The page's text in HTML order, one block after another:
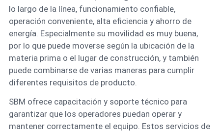
lo largo de la línea, funcionamiento confiable,
operación conveniente, alta eficiencia y ahorro de
energía. Especialmente su movilidad es muy buena,
por lo que puede moverse según la ubicación de la
materia prima o el lugar de construcción, y también
puede combinarse de varias maneras para cumplir
diferentes requisitos de producto.
SBM ofrece capacitación y soporte técnico para
garantizar que los operadores puedan operar y
mantener correctamente el equipo. Estos servicios de